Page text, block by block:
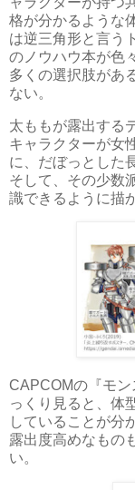
格が分かるような
は逆三角形と言う
のノウハウ本が色
多くの選択肢があ
ない。
太ももが露出する
キャラクターが女
に、だぼっとした
そして、その少数
識できるように描
CAPCOMの『モ
っくり見ると、体
していることが分
露出度高めなもの
い。